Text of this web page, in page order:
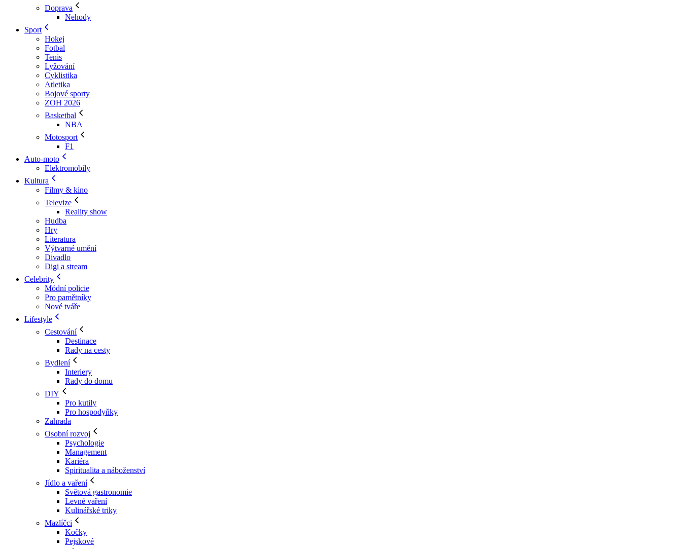
Doprava
Nehody
Sport
Hokej
Fotbal
Tenis
Lyžování
Cyklistika
Atletika
Bojové sporty
ZOH 2026
Basketbal
NBA
Motosport
F1
Auto-moto
Elektromobily
Kultura
Filmy & kino
Televize
Reality show
Hudba
Hry
Literatura
Výtvarné umění
Divadlo
Digi a stream
Celebrity
Módní policie
Pro pamětníky
Nové tváře
Lifestyle
Cestování
Destinace
Rady na cesty
Bydlení
Interiery
Rady do domu
DIY
Pro kutily
Pro hospodyňky
Zahrada
Osobní rozvoj
Psychologie
Management
Kariéra
Spiritualita a náboženství
Jídlo a vaření
Světová gastronomie
Levné vaření
Kulinářské triky
Mazlíčci
Kočky
Pejskové